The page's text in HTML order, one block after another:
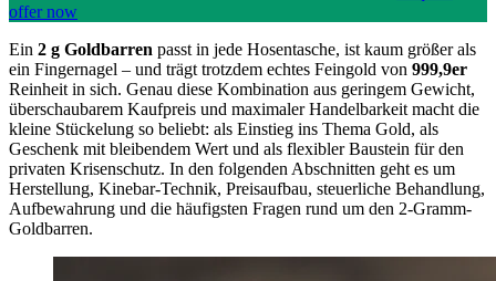
offer now
Ein 2 g Goldbarren passt in jede Hosentasche, ist kaum größer als
ein Fingernagel – und trägt trotzdem echtes Feingold von 999,9er
Reinheit in sich. Genau diese Kombination aus geringem Gewicht,
überschaubarem Kaufpreis und maximaler Handelbarkeit macht die
kleine Stückelung so beliebt: als Einstieg ins Thema Gold, als
Geschenk mit bleibendem Wert und als flexibler Baustein für den
privaten Krisenschutz. In den folgenden Abschnitten geht es um
Herstellung, Kinebar-Technik, Preisaufbau, steuerliche Behandlung,
Aufbewahrung und die häufigsten Fragen rund um den 2-Gramm-
Goldbarren.